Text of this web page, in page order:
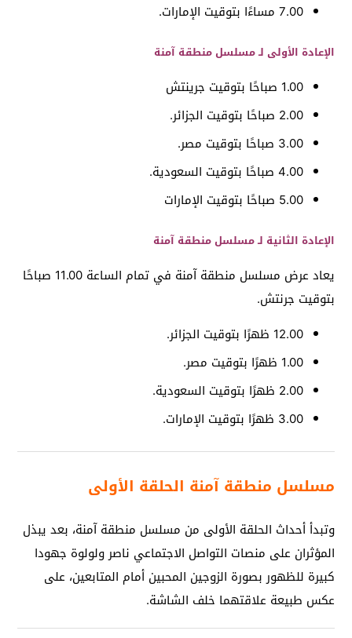
7.00 مساءًا بتوقيت الإمارات.
الإعادة الأولى لـ مسلسل منطقة آمنة
1.00 صباحًا بتوقيت جرينتش
2.00 صباحًا بتوقيت الجزائر.
3.00 صباحًا بتوقيت مصر.
4.00 صباحًا بتوقيت السعودية.
5.00 صباحًا بتوقيت الإمارات
الإعادة الثانية لـ مسلسل منطقة آمنة
يعاد عرض مسلسل منطقة آمنة في تمام الساعة 11.00 صباحًا
بتوقيت جرنتش.
12.00 ظهرًا بتوقيت الجزائر.
1.00 ظهرًا بتوقيت مصر.
2.00 ظهرًا بتوقيت السعودية.
3.00 ظهرًا بتوقيت الإمارات.
مسلسل منطقة آمنة الحلقة الأولى
وتبدأ أحداث الحلقة الأولى من مسلسل منطقة آمنة، بعد يبذل
المؤثران على منصات التواصل الاجتماعي ناصر ولولوة جهودا
كبيرة للظهور بصورة الزوجين المحبين أمام المتابعين، على
عكس طبيعة علاقتهما خلف الشاشة.